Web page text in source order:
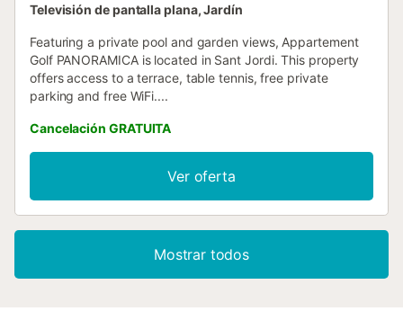
Televisión de pantalla plana, Jardín
Featuring a private pool and garden views, Appartement
Golf PANORAMICA is located in Sant Jordi. This property
offers access to a terrace, table tennis, free private
parking and free WiFi....
Cancelación GRATUITA
Ver oferta
Mostrar todos